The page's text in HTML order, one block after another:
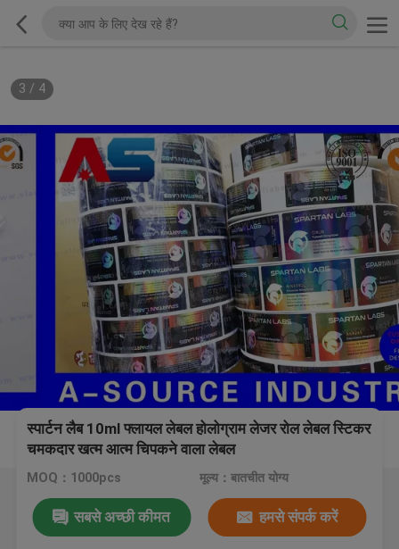
3 / 4
स्पार्टन लैब 10ml फ्लायल लेबल होलोग्राम लेजर रोल लेबल स्टिकर
चमकदार खत्म आत्म चिपकने वाला लेबल
MOQ：1000pcs मूल्य：बातचीत योग्य
सबसे अच्छी कीमत हमसे संपर्क करें